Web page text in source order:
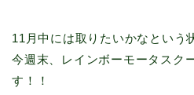
11月中には取りたいかなという
今週末、レインボーモータスク
す！！